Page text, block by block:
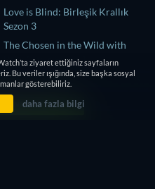
Love is Blind: Birleşik Krallık
Sezon 3
The Chosen in the Wild with
Bear Grylls Sezon 1
Mourinho Sezon 1
ziyaret ettiğiniz sayfaların
Bu veriler ışığında, size başka sosyal
gösterebiliriz.
daha fazla bilgi